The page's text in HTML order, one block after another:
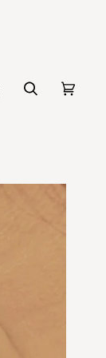
SUCHEN (0)